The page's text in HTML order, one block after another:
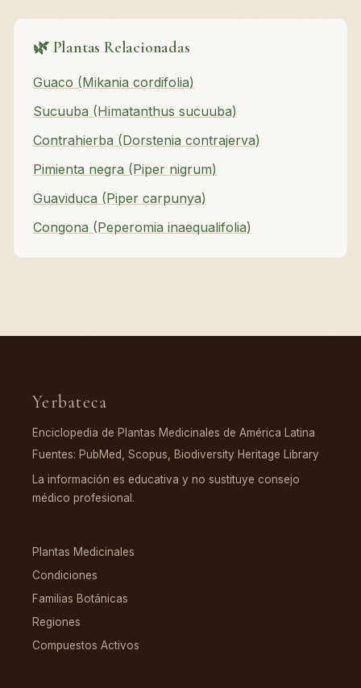
🌿 Plantas Relacionadas
Guaco (Mikania cordifolia)
Sucuuba (Himatanthus sucuuba)
Contrahierba (Dorstenia contrajerva)
Pimienta negra (Piper nigrum)
Guaviduca (Piper carpunya)
Congona (Peperomia inaequalifolia)
Yerbateca
Enciclopedia de Plantas Medicinales de América Latina
Fuentes: PubMed, Scopus, Biodiversity Heritage Library
La información es educativa y no sustituye consejo
médico profesional.
Plantas Medicinales
Condiciones
Familias Botánicas
Regiones
Compuestos Activos